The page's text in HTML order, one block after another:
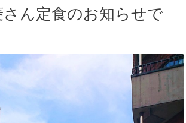
ん定食のお知らせで